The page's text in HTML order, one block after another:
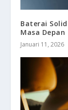
Baterai
Masa Depan
Januari 11, 2026